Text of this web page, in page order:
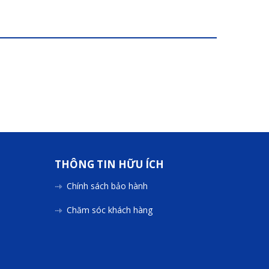
THÔNG TIN HỮU ÍCH
Chính sách bảo hành
Chăm sóc khách hàng